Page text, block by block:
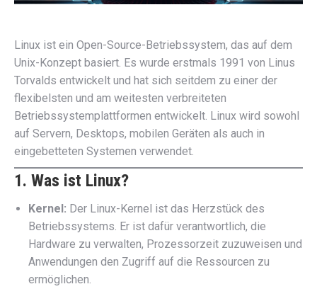
Linux ist ein Open-Source-Betriebssystem, das auf dem
Unix-Konzept basiert. Es wurde erstmals 1991 von Linus
Torvalds entwickelt und hat sich seitdem zu einer der
flexibelsten und am weitesten verbreiteten
Betriebssystemplattformen entwickelt. Linux wird sowohl
auf Servern, Desktops, mobilen Geräten als auch in
eingebetteten Systemen verwendet.
1. Was ist Linux?
Kernel: Der Linux-Kernel ist das Herzstück des
Betriebssystems. Er ist dafür verantwortlich, die
Hardware zu verwalten, Prozessorzeit zuzuweisen und
Anwendungen den Zugriff auf die Ressourcen zu
ermöglichen.